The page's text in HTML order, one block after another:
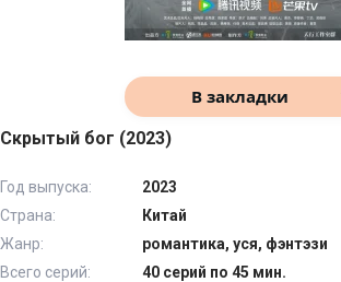
В закладки
Скрытый бог (2023)
Год выпуска:
2023
Страна:
Китай
Жанр:
романтика, уся, фэнтэзи
Всего серий:
40 серий по 45 мин.